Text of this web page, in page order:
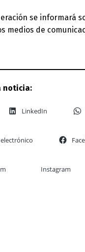
se informará
medios de
noticia:
LinkedIn
Instagram